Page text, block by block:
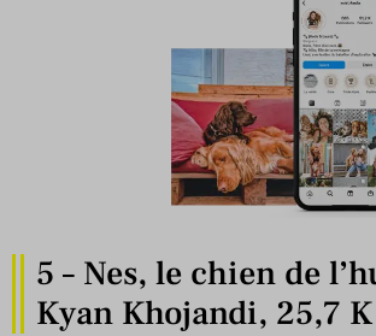
5 – Nes, le chien de
Kyan Khojandi, 25,7